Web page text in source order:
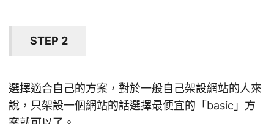
STEP 2
選擇適合自己的方案，對於一般自己架設網站的人來
說，只架設一個網站的話選擇最便宜的「basic」方